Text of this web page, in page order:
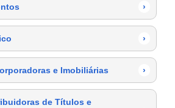
›
›
e Imobiliárias ›
de Títulos e